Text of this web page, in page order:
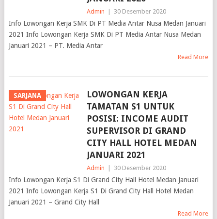
Admin 30 Desember 2020
Info Lowongan Kerja SMK Di PT Media Antar Nusa Medan Januari
2021 Info Lowongan Kerja SMK Di PT Media Antar Nusa Medan
Januari 2021 – PT. Media Antar
Read More
SARJANA
LOWONGAN KERJA
TAMATAN S1 UNTUK
POSISI: INCOME AUDIT
SUPERVISOR DI GRAND
CITY HALL HOTEL MEDAN
JANUARI 2021
Admin 30 Desember 2020
Info Lowongan Kerja S1 Di Grand City Hall Hotel Medan Januari
2021 Info Lowongan Kerja S1 Di Grand City Hall Hotel Medan
Januari 2021 – Grand City Hall
Read More